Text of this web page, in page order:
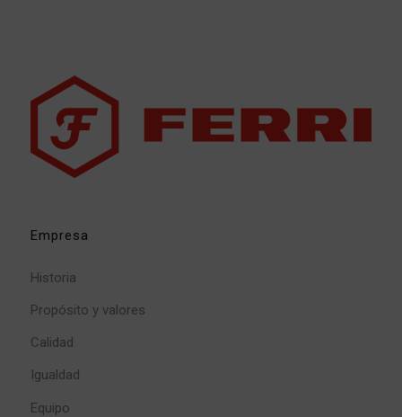
Empresa
Historia
Propósito y valores
Calidad
Igualdad
Equipo